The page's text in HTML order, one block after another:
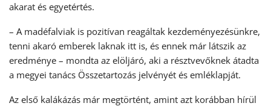
akarat és egyetértés.
– A madéfalviak is pozitívan reagáltak kezdeményezésünkre,
tenni akaró emberek laknak itt is, és ennek már látszik az
eredménye – mondta az elöljáró, aki a résztvevőknek átadta
a megyei tanács Összetartozás jelvényét és emléklapját.
Az első kalákázás már megtörtént, amint azt korábban hírül